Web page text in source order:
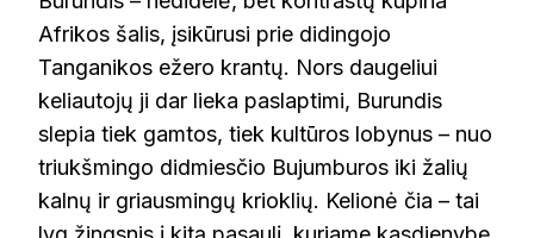
Afrikos šalis, įsikūrusi prie didingojo
Tanganikos ežero krantų. Nors daugeliui
keliautojų ji dar lieka paslaptimi, Burundis
slepia tiek gamtos, tiek kultūros lobynus – nuo
triukšmingo didmiesčio Bujumburos iki žalių
kalnų ir griausmingų krioklių. Kelionė čia – tai